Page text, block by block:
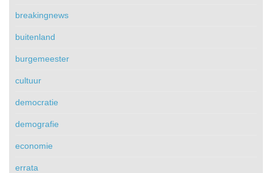
breakingnews
buitenland
burgemeester
cultuur
democratie
demografie
economie
errata